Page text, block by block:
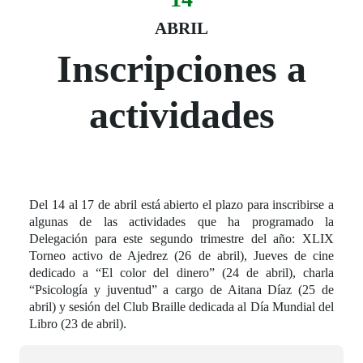
Fecha del evento
ABRIL
14 abril
Inscripciones a
actividades
Del 14 al 17 de abril está abierto el plazo para inscribirse a
algunas de las actividades que ha programado la
Delegación para este segundo trimestre del año: XLIX
Torneo activo de Ajedrez (26 de abril), Jueves de cine
dedicado a “El color del dinero” (24 de abril), charla
“Psicología y juventud” a cargo de Aitana Díaz (25 de
abril) y sesión del Club Braille dedicada al Día Mundial del
Libro (23 de abril).